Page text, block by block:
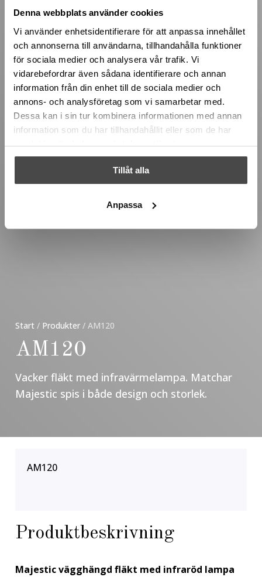
Denna webbplats använder cookies
Vi använder enhetsidentifierare för att anpassa innehållet
och annonserna till användarna, tillhandahålla funktioner
för sociala medier och analysera vår trafik. Vi
vidarebefordrar även sådana identifierare och annan
information från din enhet till de sociala medier och
annons- och analysföretag som vi samarbetar med.
Dessa kan i sin tur kombinera informationen med annan
information som du har tillhandahållit eller som de har
samlat in när du har använt deras tjänster.
Tillåt alla
Anpassa
Start / Produkter /AM120
AM120
Vacker fläkt med infravärmelampa. Matchar
Majestic spis i både design och storlek.
Produktbeskrivning
Majestic vägghängd fläkt med infraröd lampa
AM120